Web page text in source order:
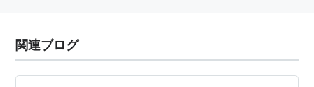
関連ブログ